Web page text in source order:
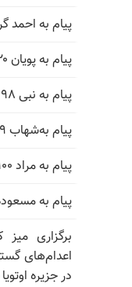
پیام به احمد
پیام به پویان ۳۲۰ اراک
پیام به نبی ۹۸ کرمان
پیام به‌شهاب ۷۱۰۹ ساری
پیام به مراد ۹۰۰ اهواز
پیام به مسعوده ۱۶۹۰
برگزاری
اعدام‌های
در جزیره